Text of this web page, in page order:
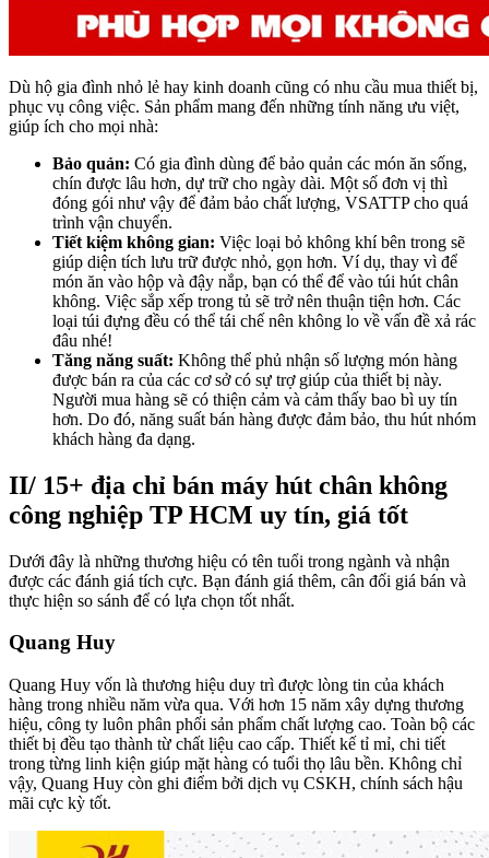
Dù hộ gia đình nhỏ lẻ hay kinh doanh cũng có nhu cầu mua thiết bị,
phục vụ công việc. Sản phẩm mang đến những tính năng ưu việt,
giúp ích cho mọi nhà:
Bảo quản: Có gia đình dùng để bảo quản các món ăn sống,
chín được lâu hơn, dự trữ cho ngày dài. Một số đơn vị thì
đóng gói như vậy để đảm bảo chất lượng, VSATTP cho quá
trình vận chuyển.
Tiết kiệm không gian: Việc loại bỏ không khí bên trong sẽ
giúp diện tích lưu trữ được nhỏ, gọn hơn. Ví dụ, thay vì để
món ăn vào hộp và đậy nắp, bạn có thể để vào túi hút chân
không. Việc sắp xếp trong tủ sẽ trở nên thuận tiện hơn. Các
loại túi đựng đều có thể tái chế nên không lo về vấn đề xả rác
đâu nhé!
Tăng năng suất: Không thể phủ nhận số lượng món hàng
được bán ra của các cơ sở có sự trợ giúp của thiết bị này.
Người mua hàng sẽ có thiện cảm và cảm thấy bao bì uy tín
hơn. Do đó, năng suất bán hàng được đảm bảo, thu hút nhóm
khách hàng đa dạng.
II/ 15+ địa chỉ bán máy hút chân không
công nghiệp TP HCM uy tín, giá tốt
Dưới đây là những thương hiệu có tên tuổi trong ngành và nhận
được các đánh giá tích cực. Bạn đánh giá thêm, cân đối giá bán và
thực hiện so sánh để có lựa chọn tốt nhất.
Quang Huy
Quang Huy vốn là thương hiệu duy trì được lòng tin của khách
hàng trong nhiều năm vừa qua. Với hơn 15 năm xây dựng thương
hiệu, công ty luôn phân phối sản phẩm chất lượng cao. Toàn bộ các
thiết bị đều tạo thành từ chất liệu cao cấp. Thiết kế tỉ mỉ, chi tiết
trong từng linh kiện giúp mặt hàng có tuổi thọ lâu bền. Không chỉ
vậy, Quang Huy còn ghi điểm bởi dịch vụ CSKH, chính sách hậu
mãi cực kỳ tốt.